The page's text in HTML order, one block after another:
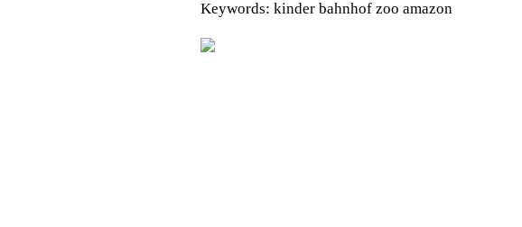
Keywords: kinder bahnhof zoo amazon